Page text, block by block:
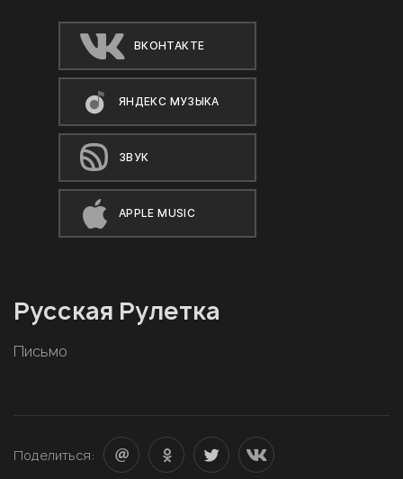
ВКОНТАКТЕ
ЯНДЕКС МУЗЫКА
ЗВУК
APPLE MUSIC
Русская Рулетка
Письмо
Поделиться: